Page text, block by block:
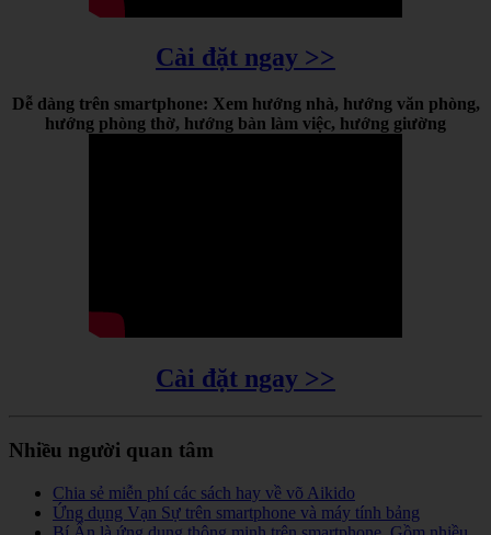
Cài đặt ngay >>
Dễ dàng trên smartphone: Xem hướng nhà, hướng văn phòng,
hướng phòng thờ, hướng bàn làm việc, hướng giường
Cài đặt ngay >>
Nhiều người quan tâm
Chia sẻ miễn phí các sách hay về võ Aikido
Ứng dụng Vạn Sự trên smartphone và máy tính bảng